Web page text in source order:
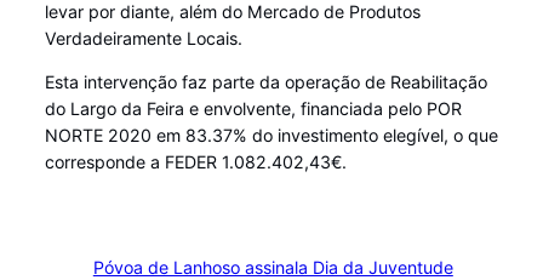
levar por diante, além do Mercado de Produtos
Verdadeiramente Locais.
Esta intervenção faz parte da operação de Reabilitação
do Largo da Feira e envolvente, financiada pelo POR
NORTE 2020 em 83.37% do investimento elegível, o que
corresponde a FEDER 1.082.402,43€.
Póvoa de Lanhoso assinala Dia da Juventude